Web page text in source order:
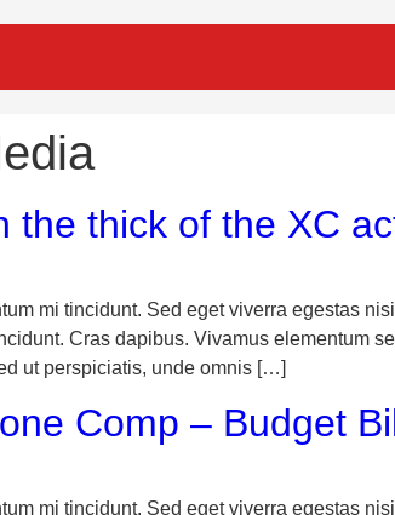
the thick of the XC
mi tincidunt. Sed eget viverra egestas
Cras dapibus. Vivamus elementum
ut perspiciatis, unde omnis […]
Comp – Budget
mi tincidunt. Sed eget viverra egestas